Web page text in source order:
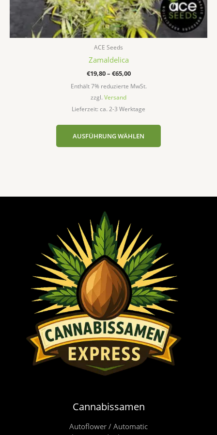
ACE Seeds
Zamaldelica
€19,80– €65,00
Enthält 7% reduzierte MwSt.
zzgl. Versand
Lieferzeit: ca. 2-3 Werktage
AUSFÜHRUNG WÄHLEN
Cannabissamen
Autoflower / Automatic